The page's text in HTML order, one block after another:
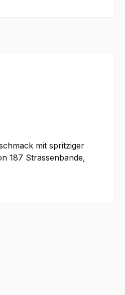
mit spritziger
187 Strassenbande,